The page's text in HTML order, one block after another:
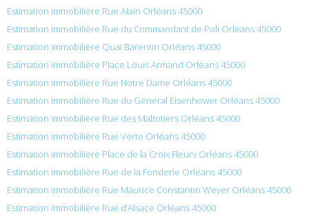
Estimation immobilière Rue Alain Orléans 45000
Estimation immobilière Rue du Commandant de Poli Orléans 45000
Estimation immobilière Quai Barentin Orléans 45000
Estimation immobilière Place Louis Armand Orléans 45000
Estimation immobilière Rue Notre Dame Orléans 45000
Estimation immobilière Rue du Général Eisenhower Orléans 45000
Estimation immobilière Rue des Maltotiers Orléans 45000
Estimation immobilière Rue Verte Orléans 45000
Estimation immobilière Place de la Croix Fleury Orléans 45000
Estimation immobilière Rue de la Fonderie Orléans 45000
Estimation immobilière Rue Maurice Constantin Weyer Orléans 45000
Estimation immobilière Rue d’Alsace Orléans 45000